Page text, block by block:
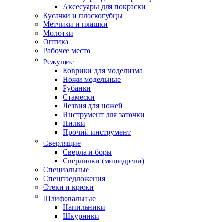
Аксесуары для покраски
Кусачки и плоскогубцы
Метчики и плашки
Молотки
Оптика
Рабочее место
Режущие
Коврики для моделизма
Ножи модельные
Рубанки
Стамески
Лезвия для ножей
Инструмент для заточки
Пилки
Прочий инструмент
Сверлящие
Сверла и боры
Сверлилки (минидрели)
Специальные
Спецпредложения
Стеки и крюки
Шлифовальные
Напильники
Шкурники